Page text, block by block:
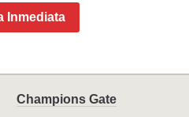
Inmediata
Champions Gate